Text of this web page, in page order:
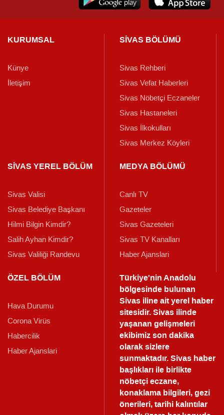
KURUMSAL
Künye
İletişim
SİVAS BÖLÜMÜ
Sivas Rehberi
Sivas Vefat Haberleri
Sivas Nöbetçi Eczaneler
Sivas Hastaneleri
Sivas İlkokulları
Sivas Merkez Köyleri
SİVAS YEREL BÖLÜM
Sivas Valisi
Sivas Belediye Başkanı
Hilmi Bilgin Kimdir?
Salih Ayhan Kimdir?
Sivas Valiliği Randevu
MEDYA BÖLÜMÜ
Canlı TV
Gazeteler
Sivas Gazeteleri
Sivas TV Kanalları
Haber Ajanslari
ÖZEL BÖLÜM
Hava Durumu
Corona Virüs
Habercilik
Haber Ajanslari
Türkiye'nin Anadolu
bölgesinde bulunan
Sivas iline ait yerel haber
sitesidir. Sivas ilinde
yaşanan gelişmeleri
ekibimiz son dakika
olarak sizlere
sunmaktadır.Sivas haber
başlıkları ile birlikte
nöbetçi eczane,
konaklama bilgileri, gezi
önerileri, tarihi kalıntılar